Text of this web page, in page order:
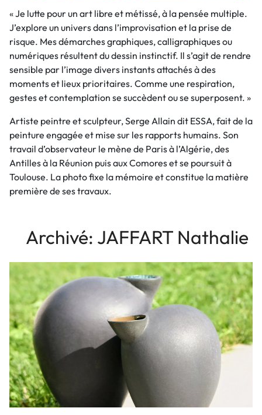
« Je lutte pour un art libre et métissé, à la pensée multiple.
J’explore un univers dans l’improvisation et la prise de
risque. Mes démarches graphiques, calligraphiques ou
numériques résultent du dessin instinctif. Il s’agit de rendre
sensible par l’image divers instants attachés à des
moments et lieux prioritaires. Comme une respiration,
gestes et contemplation se succèdent ou se superposent. »
Artiste peintre et sculpteur, Serge Allain dit ESSA, fait de la
peinture engagée et mise sur les rapports humains. Son
travail d’observateur le mène de Paris à l’Algérie, des
Antilles à la Réunion puis aux Comores et se poursuit à
Toulouse. La photo fixe la mémoire et constitue la matière
première de ses travaux.
Archivé: JAFFART Nathalie